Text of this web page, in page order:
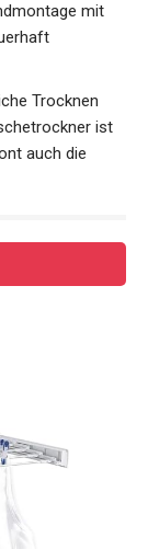
mit
Trocknen
ist
auch die